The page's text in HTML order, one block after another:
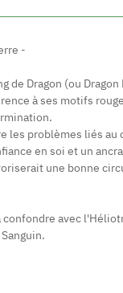
-
de Dragon (ou
à ses motifs
les problèmes liés au
en soi et un
une bonne
avec